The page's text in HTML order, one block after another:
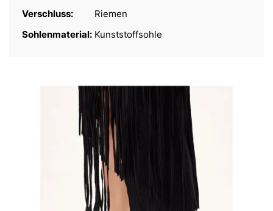
Verschluss:
Riemen
Sohlenmaterial: Kunststoffsohle